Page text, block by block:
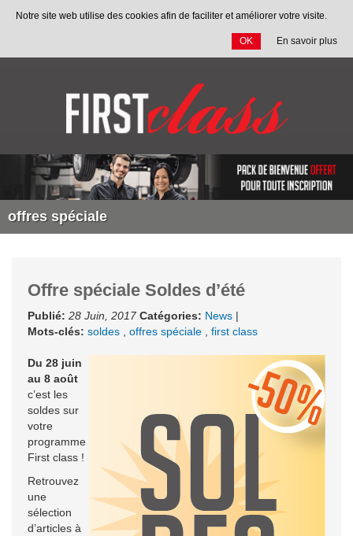
Notre site web utilise des cookies afin de faciliter et améliorer votre visite.
OK En savoir plus
offres spéciale
Offre spéciale Soldes d’été
Publié: 28 Juin, 2017 Catégories: News |
Mots-clés: soldes offres spéciale first class
Du 28 juin
au 8 août
c’est les
soldes sur
votre
programme
First class !
Retrouvez
une
sélection
d’articles à